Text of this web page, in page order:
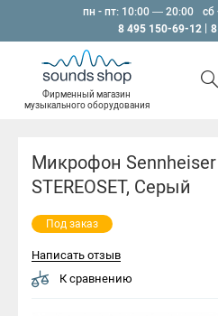
пн - пт: 10:00 — 20:00
сб
8 495 150-69-12
Фирменный магазин
музыкального оборудования
Микрофон Sennheiser
STEREOSET, Серый
Под заказ
Написать отзыв
К сравнению